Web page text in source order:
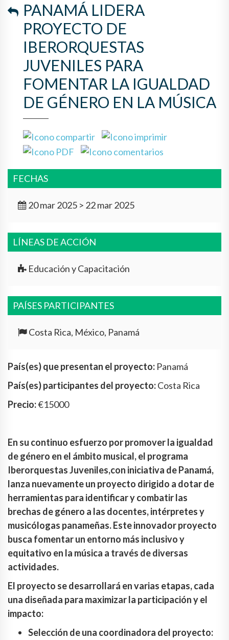
PANAMÁ LIDERA
PROYECTO DE
IBERORQUESTAS
JUVENILES PARA
FOMENTAR LA IGUALDAD
DE GÉNERO EN LA MÚSICA
FECHAS
20 mar 2025 > 22 mar 2025
LÍNEAS DE ACCIÓN
Educación y Capacitación
PAÍSES PARTICIPANTES
Costa Rica, México, Panamá
País(es) que presentan el proyecto: Panamá
País(es) participantes del proyecto:Costa Rica
Precio:€15000
En su continuo esfuerzo por promover la igualdad
de género en el ámbito musical, el programa
Iberorquestas Juveniles,con iniciativa de Panamá,
lanza nuevamente un proyecto dirigido a dotar de
herramientas para identificar y combatir las
brechas de género a las docentes, intérpretes y
musicólogas panameñas. Este innovador proyecto
busca fomentar un entorno más inclusivo y
equitativo en la música a través de diversas
actividades.
El proyecto se desarrollará en varias etapas, cada
una diseñada para maximizar la participación y el
impacto:
Selección de una coordinadora del proyecto: